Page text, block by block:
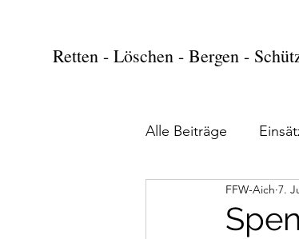
Retten - Löschen - Bergen -
Alle Beiträge
FFW-Aich 7.